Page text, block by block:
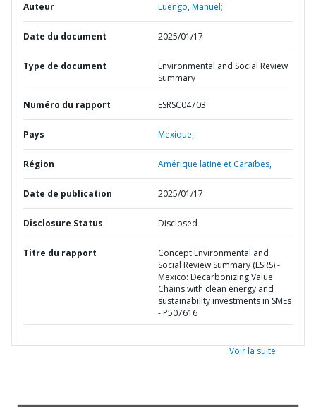
Auteur Luengo, Manuel;
Date du document 2025/01/17
Type de document
Environmental and Social Review
Summary
Numéro du rapport ESRSC04703
Pays Mexique,
Région Amérique latine et Caraïbes,
Date de publication 2025/01/17
Disclosure Status Disclosed
Titre du rapport
Concept Environmental and
Social Review Summary (ESRS) -
Mexico: Decarbonizing Value
Chains with clean energy and
sustainability investments in SMEs
- P507616
Voir la suite